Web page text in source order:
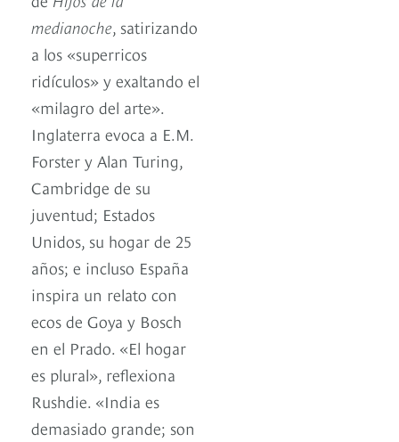
medianoche, satirizando
a los «superricos
ridículos» y exaltando el
«milagro del arte».
Inglaterra evoca a E.M.
Forster y Alan Turing,
Cambridge de su
juventud; Estados
Unidos, su hogar de 25
años; e incluso España
inspira un relato con
ecos de Goya y Bosch
en el Prado. «El hogar
es plural», reflexiona
Rushdie. «India es
demasiado grande; son